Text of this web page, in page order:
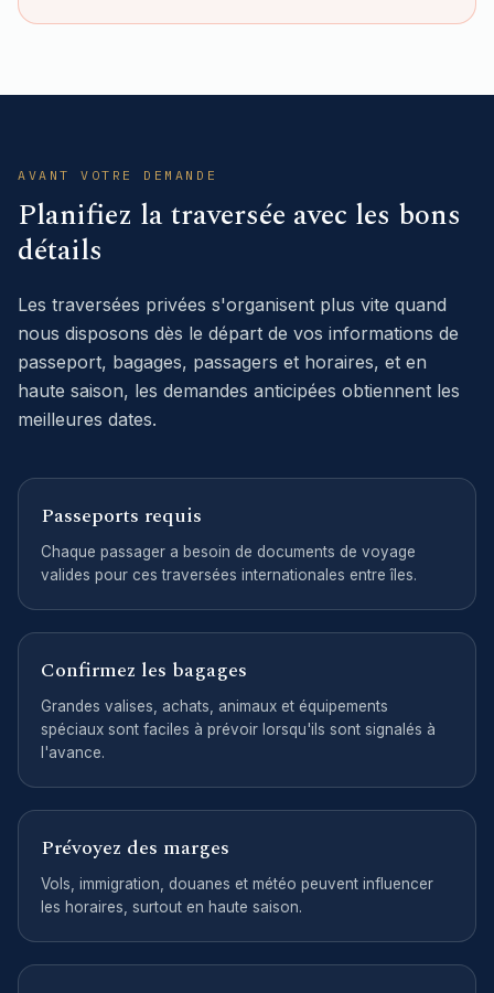
AVANT VOTRE DEMANDE
Planifiez la traversée avec les bons
détails
Les traversées privées s'organisent plus vite quand
nous disposons dès le départ de vos informations de
passeport, bagages, passagers et horaires, et en
haute saison, les demandes anticipées obtiennent les
meilleures dates.
Passeports requis
Chaque passager a besoin de documents de voyage
valides pour ces traversées internationales entre îles.
Confirmez les bagages
Grandes valises, achats, animaux et équipements
spéciaux sont faciles à prévoir lorsqu'ils sont signalés à
l'avance.
Prévoyez des marges
Vols, immigration, douanes et météo peuvent influencer
les horaires, surtout en haute saison.